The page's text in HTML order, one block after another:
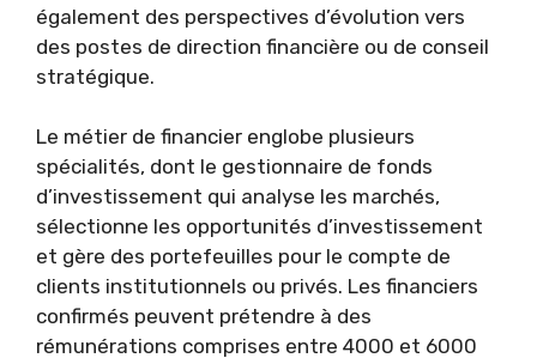
également des perspectives d’évolution vers
des postes de direction financière ou de conseil
stratégique.
Le métier de financier englobe plusieurs
spécialités, dont le gestionnaire de fonds
d’investissement qui analyse les marchés,
sélectionne les opportunités d’investissement
et gère des portefeuilles pour le compte de
clients institutionnels ou privés. Les financiers
confirmés peuvent prétendre à des
rémunérations comprises entre 4000 et 6000